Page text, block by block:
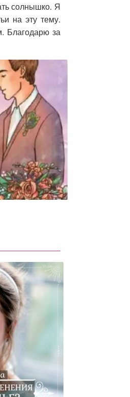
солнышко. Я
на эту тему.
Благодарю за